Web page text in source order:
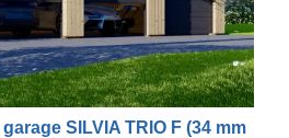
SILVIA TRIO F (34 mm